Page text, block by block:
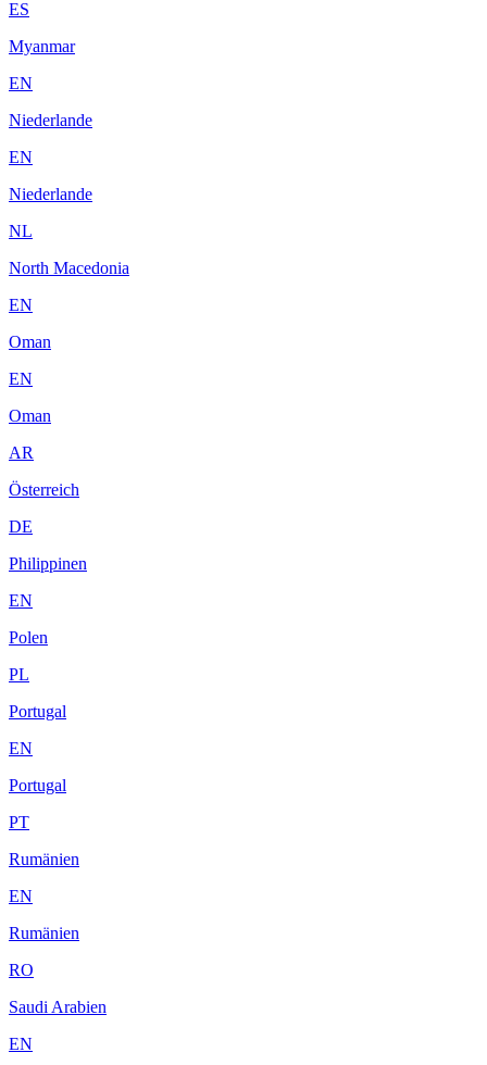
ES
Myanmar
EN
Niederlande
EN
Niederlande
NL
North Macedonia
EN
Oman
EN
Oman
AR
Österreich
DE
Philippinen
EN
Polen
PL
Portugal
EN
Portugal
PT
Rumänien
EN
Rumänien
RO
Saudi Arabien
EN